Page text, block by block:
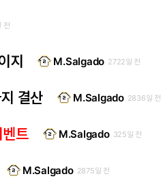
전
지 M.Salgado 2722일 전
결산 M.Salgado 2836일 전
트 M.Salgado 325일 전
M.Salgado 2875일 전